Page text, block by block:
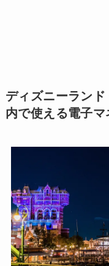
ディズニーラン
内で使える電子マ